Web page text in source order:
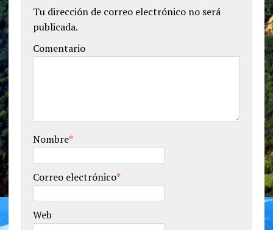
Tu dirección de correo electrónico no será
publicada.
Comentario
Nombre*
Correo electrónico*
Web